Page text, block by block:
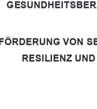
FÖRDERUNG VON
RESILIENZ